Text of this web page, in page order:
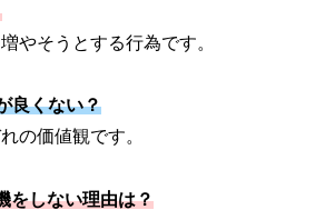
やそうとする行為です。
良くない？
の価値観です。
をしない理由は？